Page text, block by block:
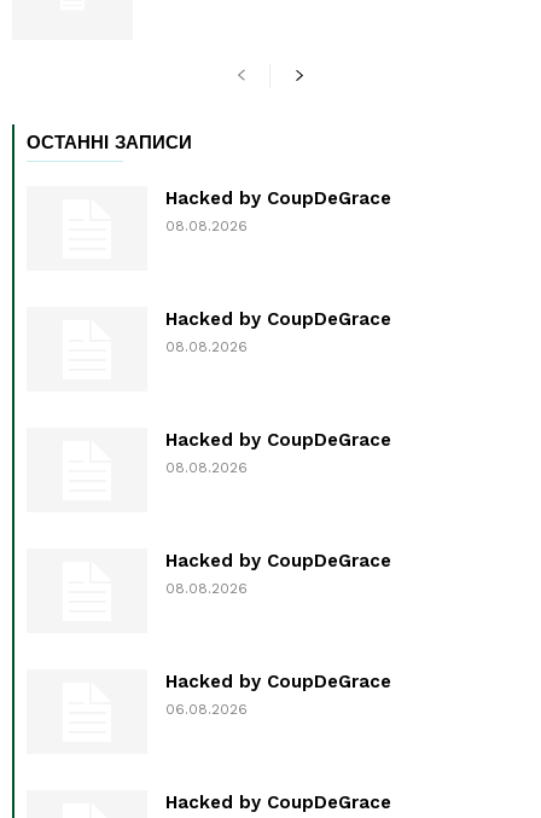
ОСТАННІ ЗАПИСИ
Hacked by CoupDeGrace
08.08.2026
Hacked by CoupDeGrace
08.08.2026
Hacked by CoupDeGrace
08.08.2026
Hacked by CoupDeGrace
08.08.2026
Hacked by CoupDeGrace
06.08.2026
Hacked by CoupDeGrace